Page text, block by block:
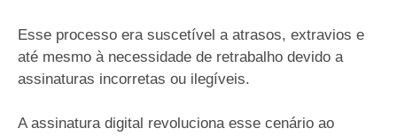
Esse processo era suscetível a atrasos, extravios e
até mesmo à necessidade de retrabalho devido a
assinaturas incorretas ou ilegíveis.
A assinatura digital revoluciona esse cenário ao